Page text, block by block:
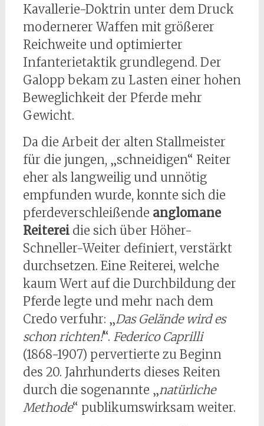
Kavallerie-Doktrin unter dem Druck
modernerer Waffen mit größerer
Reichweite und optimierter
Infanterietaktik grundlegend. Der
Galopp bekam zu Lasten einer hohen
Beweglichkeit der Pferde mehr
Gewicht.
Da die Arbeit der alten Stallmeister
für die jungen, „schneidigen“ Reiter
eher als langweilig und unnötig
empfunden wurde, konnte sich die
pferdeverschleißende anglomane
Reitereidie sich über Höher-
Schneller-Weiter definiert, verstärkt
durchsetzen. Eine Reiterei, welche
kaum Wert auf die Durchbildung der
Pferde legte und mehr nach dem
Credo verfuhr: „Das Gelände wird es
schon richten!“. Federico Caprilli
(1868-1907) pervertierte zu Beginn
des 20. Jahrhunderts dieses Reiten
durch die sogenannte „natürliche
Methode“ publikumswirksam weiter.